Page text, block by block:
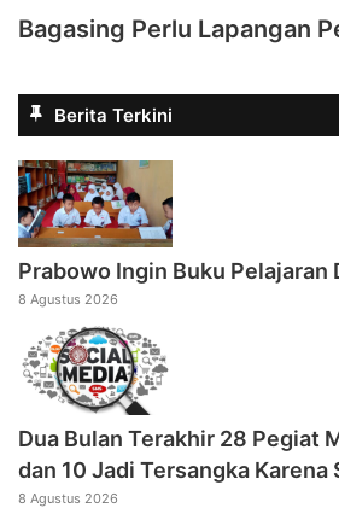
Bagasing Perlu Lapangan
Berita Terkini
Prabowo Ingin Buku Pelajaran
8 Agustus 2026
Dua Bulan Terakhir 28 Pegiat
dan 10 Jadi Tersangka Karena
8 Agustus 2026